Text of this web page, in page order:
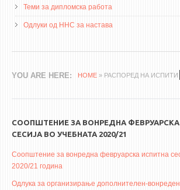
QIM-SEE
3DFindIT
AIR QUALITY MODELLING
АКТИ
ИНФОРМАЦИИ ОД ЈАВЕН КАРАКТЕР
АНКЕТИ И САМОЕВАЛУАЦИИ
Теми за дипломска работа
Одлуки од ННС за настава
YOU ARE HERE HOME » РАСПОРЕД НА ИСПИТИ
СООПШТЕНИЕ ЗА ВОНРЕДНА
СЕСИЈА ВО УЧЕБНАТА 2020/21
Соопштение за вонредна февруарска испитна
2020/21 година
Одлука за организирање дополнителен-